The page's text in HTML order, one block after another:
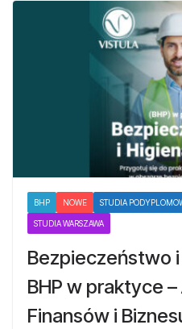
BHP NOWE STUDIA
STUDIA WARSZAWA
Bezpieczeństwo
BHP w praktyce
Finansów i